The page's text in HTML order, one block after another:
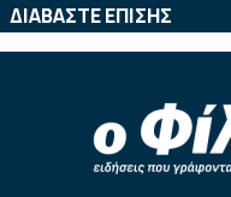
ΔΙΑΒΑΣΤΕ ΕΠΙΣΗΣ